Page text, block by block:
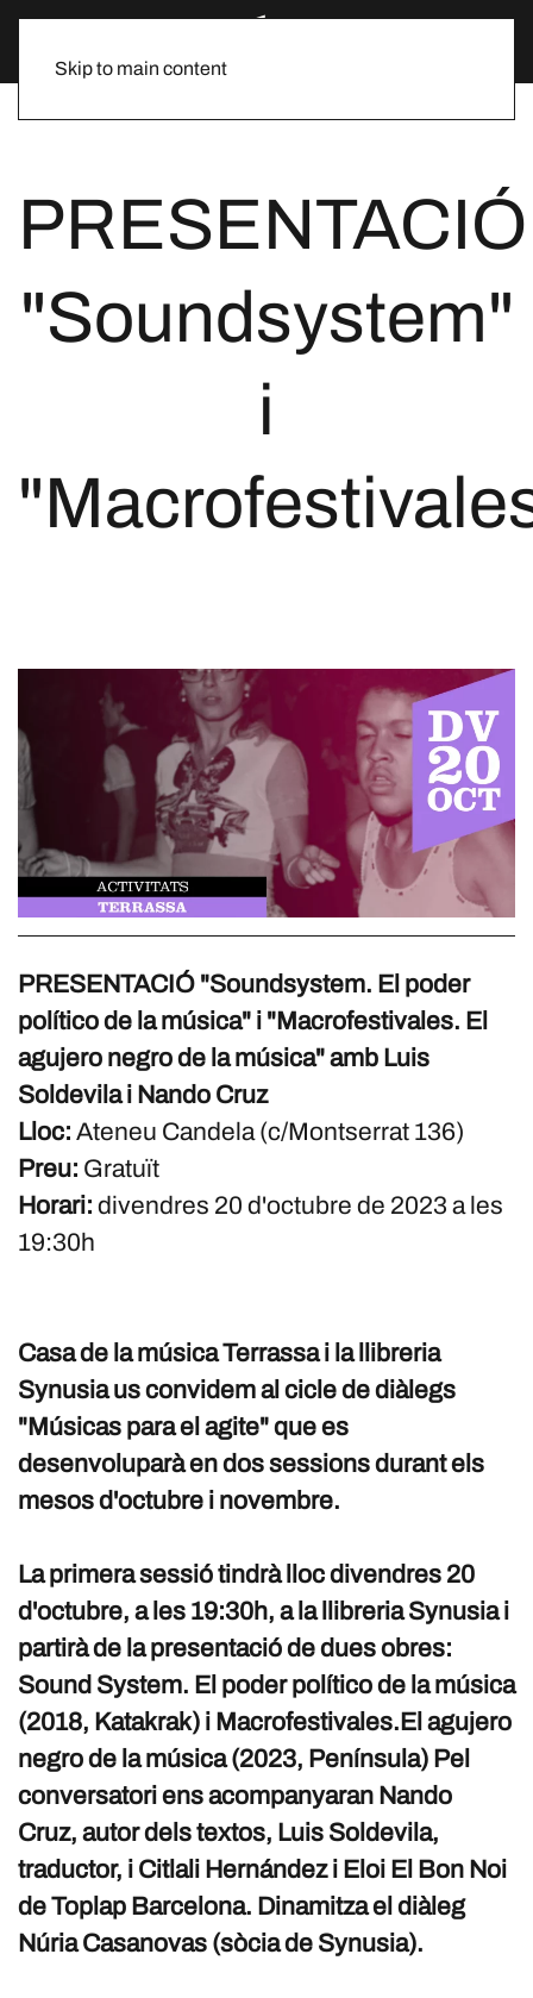
Skip to main content
PRESENTACIÓ
"Soundsystem"
i
PRESENTACIÓ "Soundsystem. El poder
político de la música" i "Macrofestivales. El
agujero negro de la música" amb Luis
Soldevila i Nando Cruz
Lloc: Ateneu Candela (c/Montserrat 136)
Preu: Gratuït
Horari: divendres 20 d'octubre de 2023 a les
19:30h
Casa de la música Terrassa i la llibreria
Synusia us convidem al cicle de diàlegs
"Músicas para el agite" que es
desenvoluparà en dos sessions durant els
mesos d'octubre i novembre.
La primera sessió tindrà lloc divendres 20
d'octubre, a les 19:30h, a la llibreria Synusia i
partirà de la presentació de dues obres:
Sound System. El poder político de la música
(2018, Katakrak) i Macrofestivales.El agujero
negro de la música (2023, Península) Pel
conversatori ens acompanyaran Nando
Cruz, autor dels textos, Luis Soldevila,
traductor, i Citlali Hernández i Eloi El Bon Noi
de Toplap Barcelona. Dinamitza el diàleg
Núria Casanovas (sòcia de Synusia).